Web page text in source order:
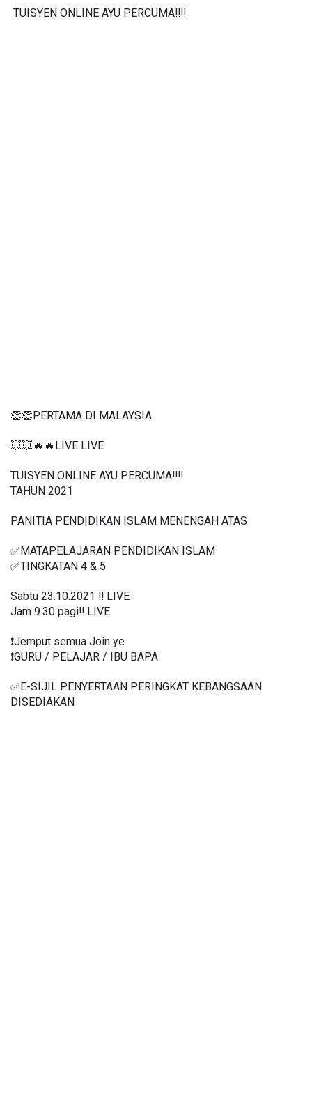
TUISYEN ONLINE AYU PERCUMA‼️‼️
👏👏PERTAMA DI MALAYSIA
💥💥🔥🔥LIVE LIVE
TUISYEN ONLINE AYU PERCUMA‼️‼️
TAHUN 2021
PANITIA PENDIDIKAN ISLAM MENENGAH ATAS
✅MATAPELAJARAN PENDIDIKAN ISLAM
✅TINGKATAN 4 & 5
Sabtu 23.10.2021 ‼️ LIVE
Jam 9.30 pagi‼️ LIVE
❗️Jemput semua Join ye
❗️GURU / PELAJAR / IBU BAPA
✅E-SIJIL PENYERTAAN PERINGKAT KEBANGSAAN
DISEDIAKAN